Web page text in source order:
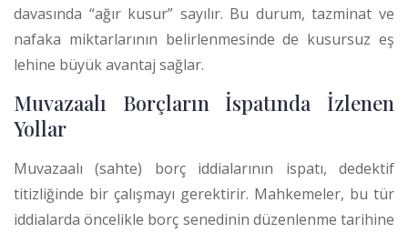
davasında “ağır kusur” sayılır. Bu durum, tazminat ve
nafaka miktarlarının belirlenmesinde de kusursuz eş
lehine büyük avantaj sağlar.
Muvazaalı Borçların İspatında İzlenen
Yollar
Muvazaalı (sahte) borç iddialarının ispatı, dedektif
titizliğinde bir çalışmayı gerektirir. Mahkemeler, bu tür
iddialarda öncelikle borç senedinin düzenlenme tarihine